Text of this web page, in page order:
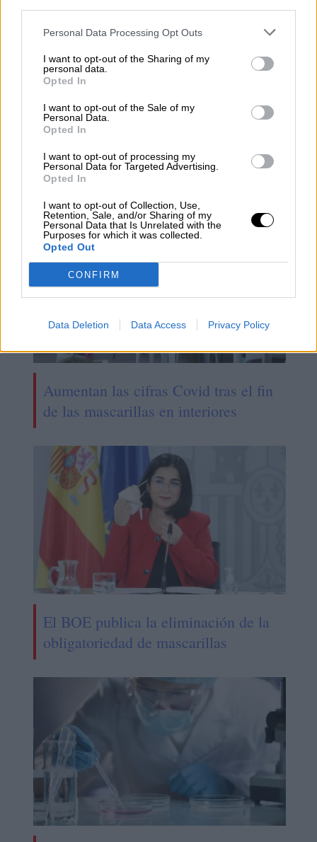
Personal Data Processing Opt Outs
I want to opt-out of the Sharing of my
personal data.
Opted In
I want to opt-out of the Sale of my
Personal Data.
Opted In
I want to opt-out of processing my
Personal Data for Targeted Advertising.
Opted In
I want to opt-out of Collection, Use,
Retention, Sale, and/or Sharing of my
Personal Data that Is Unrelated with the
Purposes for which it was collected.
Opted Out
CONFIRM
Data Deletion Data Access Privacy Policy
La OMS informa de más de 420
casos de hepatitis aguda en niños
Aumentan las cifras Covid tras el fin
de las mascarillas en interiores
El BOE publica la eliminación de la
obligatoriedad de mascarillas